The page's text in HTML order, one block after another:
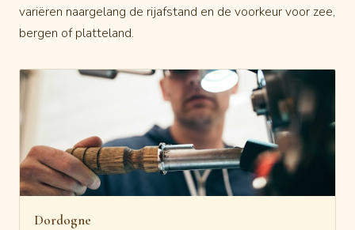
variëren naargelang de rijafstand en de voorkeur voor zee,
bergen of platteland.
Dordogne